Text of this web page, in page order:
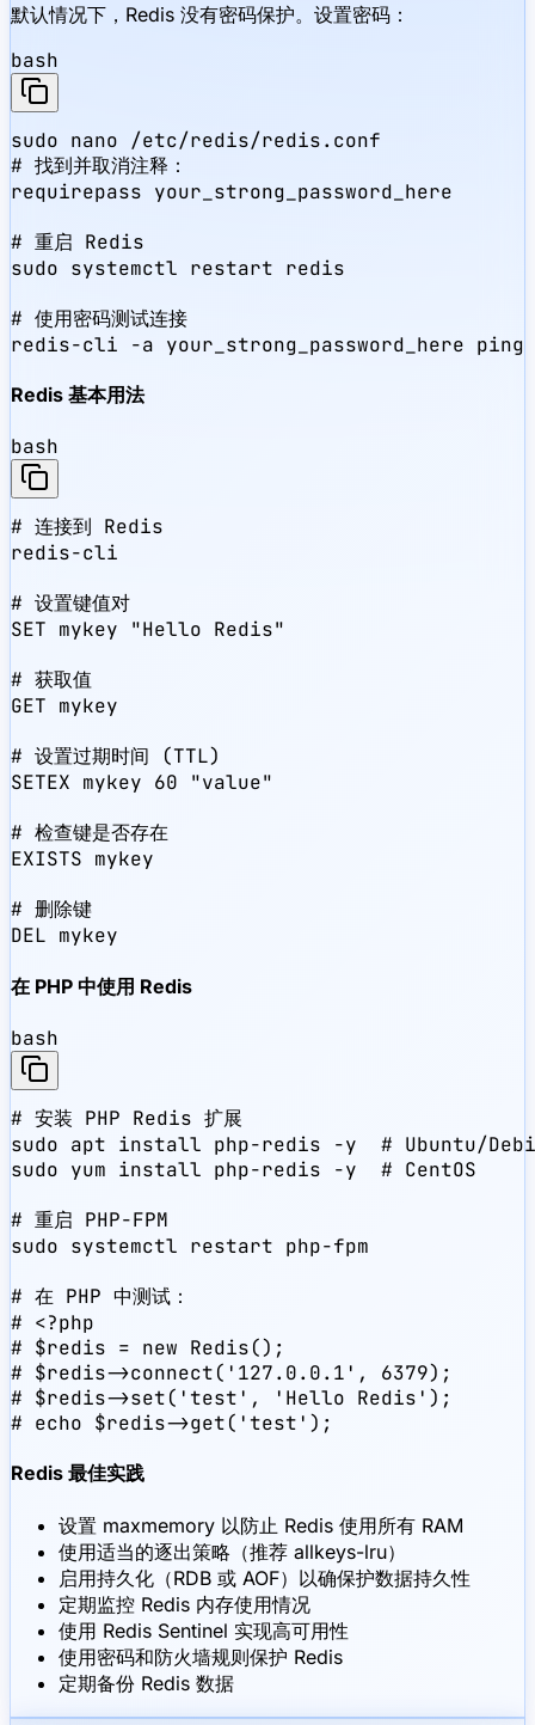
默认情况下，Redis 没有密码保护。设置密码：
bash
sudo nano /etc/redis/redis.conf
# 找到并取消注释：
requirepass your_strong_password_here
# 重启 Redis
sudo systemctl restart redis
# 使用密码测试连接
redis-cli -a your_strong_password_here ping
Redis 基本用法
bash
# 连接到 Redis
redis-cli
# 设置键值对
SET mykey "Hello Redis"
# 获取值
GET mykey
# 设置过期时间 (TTL)
SETEX mykey 60 "value"
# 检查键是否存在
EXISTS mykey
# 删除键
DEL mykey
在 PHP 中使用 Redis
bash
# 安装 PHP Redis 扩展
sudo apt install php-redis -y  # Ubuntu/
sudo yum install php-redis -y  # CentOS
# 重启 PHP-FPM
sudo systemctl restart php-fpm
# 在 PHP 中测试：
# <?php
# $redis = new Redis();
# $redis->connect('127.0.0.1', 6379);
# $redis->set('test', 'Hello Redis');
# echo $redis->get('test');
Redis 最佳实践
设置 maxmemory 以防止 Redis 使用所有 RAM
使用适当的逐出策略（推荐 allkeys-lru）
启用持久化（RDB 或 AOF）以确保护数据持久性
定期监控 Redis 内存使用情况
使用 Redis Sentinel 实现高可用性
使用密码和防火墙规则保护 Redis
定期备份 Redis 数据